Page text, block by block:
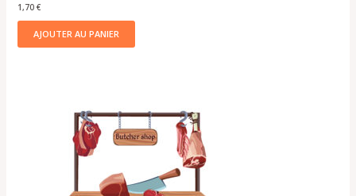
1,70€
AJOUTER AU PANIER